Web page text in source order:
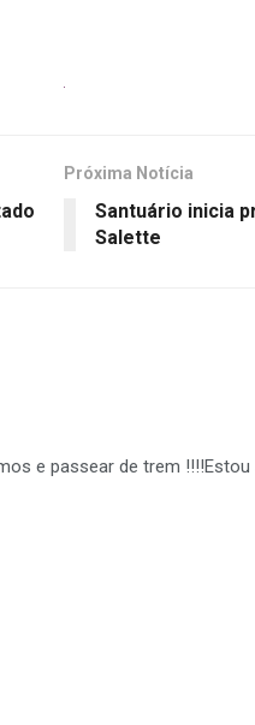
Próxima Notícia
Santuário inicia
Salette
e passear de trem